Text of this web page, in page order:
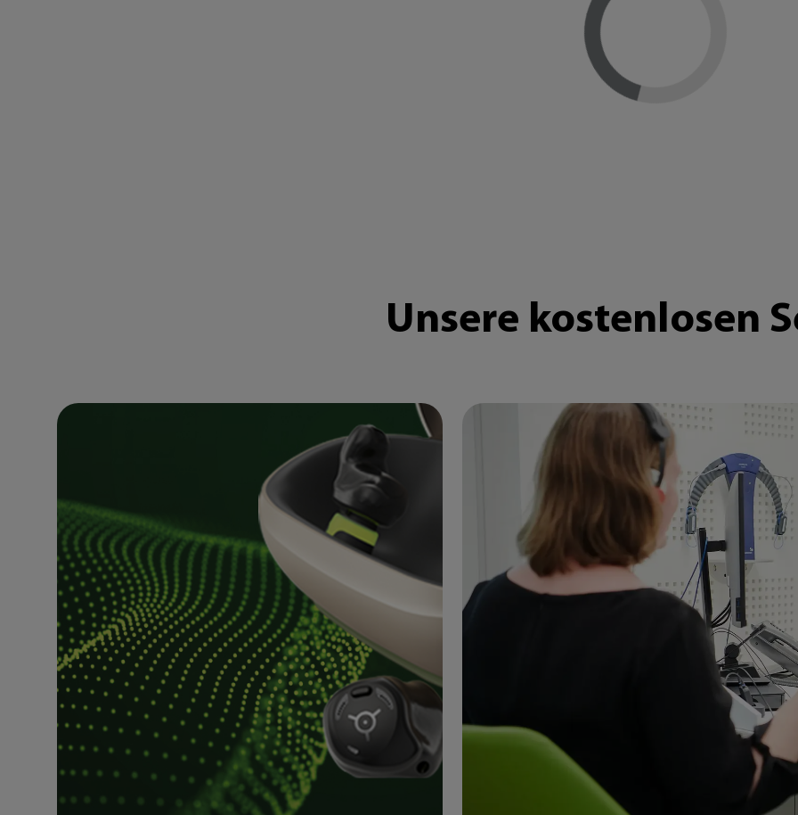
Loading...
Unsere kostenlosen